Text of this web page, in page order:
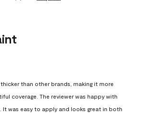
than other brands, making it more
coverage. The reviewer was happy with
It was easy to apply and looks great in both